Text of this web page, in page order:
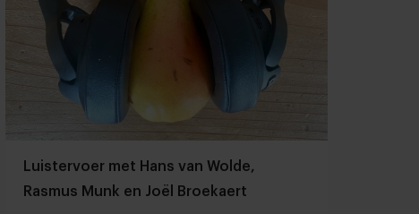
Luistervoer met Hans van Wolde,
Rasmus Munk en Joël Broekaert